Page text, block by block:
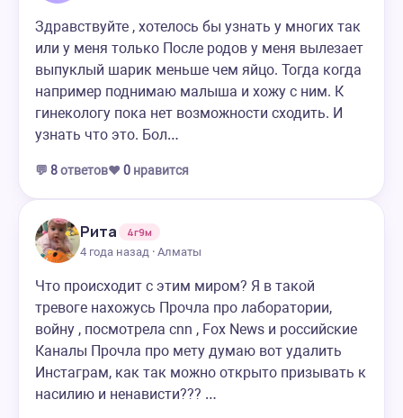
Здравствуйте , хотелось бы узнать у многих так
или у меня только После родов у меня вылезает
выпуклый шарик меньше чем яйцо. Тогда когда
например поднимаю малыша и хожу с ним. К
гинекологу пока нет возможности сходить. И
узнать что это. Бол…
💬 8ответов❤️ 0 нравится
Рита
4г9м
4 года назад · Алматы
Что происходит с этим миром? Я в такой
тревоге нахожусь Прочла про лаборатории,
войну , посмотрела cnn , Fox News и российские
Каналы Прочла про мету думаю вот удалить
Инстаграм, как так можно открыто призывать к
насилию и ненависти??? …